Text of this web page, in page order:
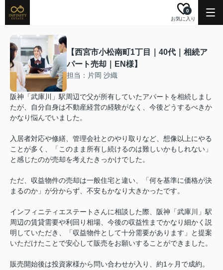
お気に入り
0
【西宮市小松南町1丁目｜40代｜相続ア
パート売却｜EN様】
担当：片岡 沙織
阪神「武庫川」駅周辺で父が所有していたアパートを相続しまし
たが、自分自身は不動産経営の経験がなく、今後どうするべきか
かなり悩んでいました。
入居者対応や修繕、管理会社とのやり取りなど、想像以上にやる
ことが多く、「このまま所有し続けるのは難しいかもしれない」
と感じたのが売却を考えたきっかけでした。
ただ、収益物件の売却は一般住宅と違い、「何を基準に価格が決
まるのか」が分からず、不安もかなり大きかったです。
インフィニティエステートさんに相談した際、阪神「武庫川」駅
周辺の賃貸需要や利回り相場、今後の収益性までかなり細かく説
明していただき、「収益物件として十分需要があります」と提案
いただけたことで安心して販売をお願いすることができました。
販売開始後は投資家様から問い合わせが入り、約1ヶ月で成約。